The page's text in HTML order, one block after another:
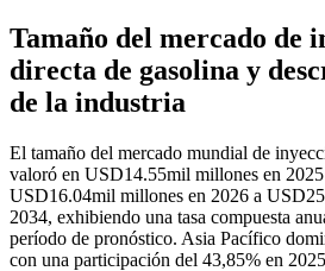
Tamaño del mercado de
directa de gasolina y
de la industria
El tamaño del mercado mundial de
valoró en USD14.55mil millones en
USD16.04mil millones en 2026 a USD
2034, exhibiendo una tasa compuesta
período de pronóstico. Asia Pacífico
con una participación del 43,85% en